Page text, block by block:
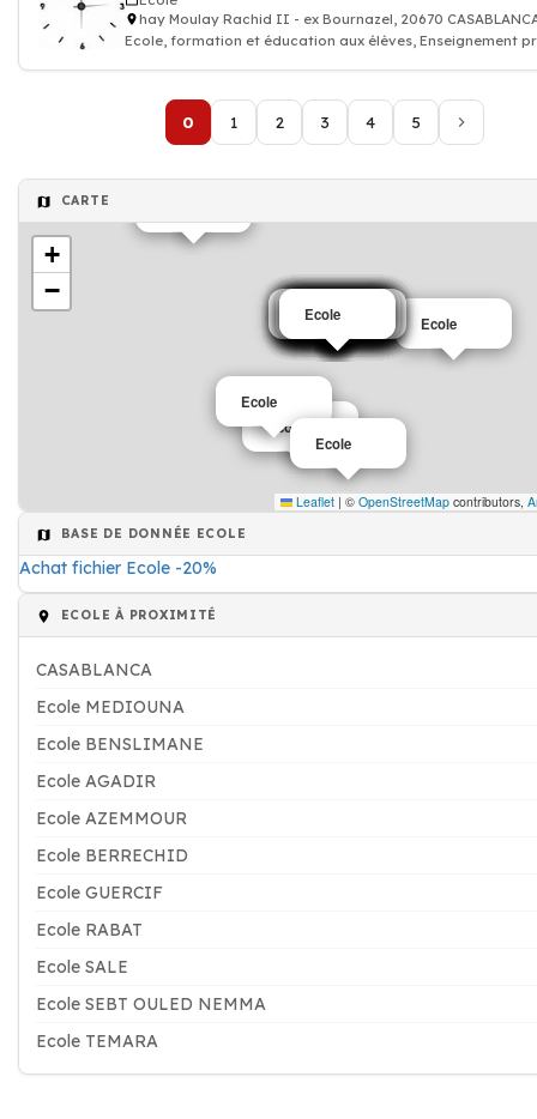
hay Moulay Rachid II - ex Bournazel, 20670
Ecole, formation et éducation aux élèves, Enseignement
0 1 2 3 4 5
CARTE
Ecole
Ecole
Ecole
Ecole Ecole
Ecole
Ecole
Ecole
Ecole
Chaussure
Chaussure
Ecole
Ecole
informatique
Chaussure
Ecole
Ecole
Ecole
Ecole
+
−
Leaflet | © OpenStreetMap contributors,
BASE DE DONNÉE ECOLE
Achat fichier Ecole -20%
ECOLE À PROXIMITÉ
CASABLANCA
Ecole MEDIOUNA
Ecole BENSLIMANE
Ecole AGADIR
Ecole AZEMMOUR
Ecole BERRECHID
Ecole GUERCIF
Ecole RABAT
Ecole SALE
Ecole SEBT OULED NEMMA
Ecole TEMARA